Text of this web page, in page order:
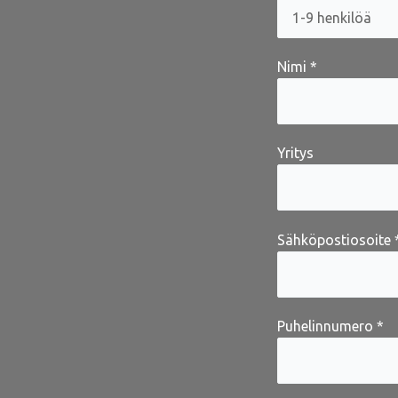
Nimi *
Yritys
Sähköpostiosoite
Puhelinnumero *